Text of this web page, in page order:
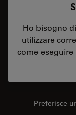
Ho bisogno
utilizzare
come eseguire
Preferisce